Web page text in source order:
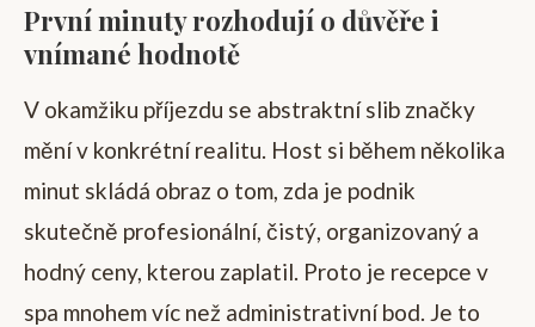
První minuty rozhodují o důvěře i
vnímané hodnotě
V okamžiku příjezdu se abstraktní slib značky
mění v konkrétní realitu. Host si během několika
minut skládá obraz o tom, zda je podnik
skutečně profesionální, čistý, organizovaný a
hodný ceny, kterou zaplatil. Proto je recepce v
spa mnohem víc než administrativní bod. Je to